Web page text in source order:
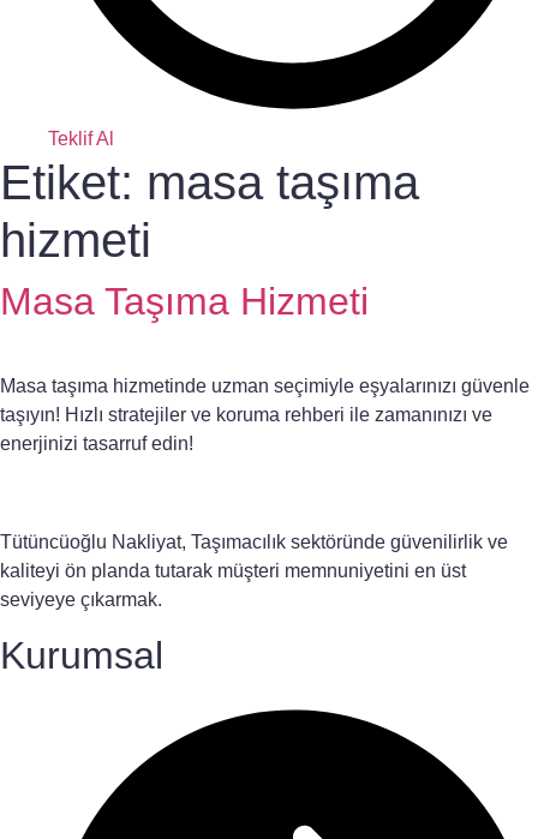
Teklif Al
Etiket: masa taşıma
hizmeti
Masa Taşıma Hizmeti
Masa taşıma hizmetinde uzman seçimiyle eşyalarınızı güvenle
taşıyın! Hızlı stratejiler ve koruma rehberi ile zamanınızı ve
enerjinizi tasarruf edin!
Tütüncüoğlu Nakliyat, Taşımacılık sektöründe güvenilirlik ve
kaliteyi ön planda tutarak müşteri memnuniyetini en üst
seviyeye çıkarmak.
Kurumsal